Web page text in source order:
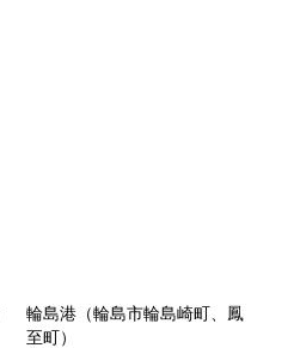
輪島港（輪島市輪島崎町、鳳
至町）